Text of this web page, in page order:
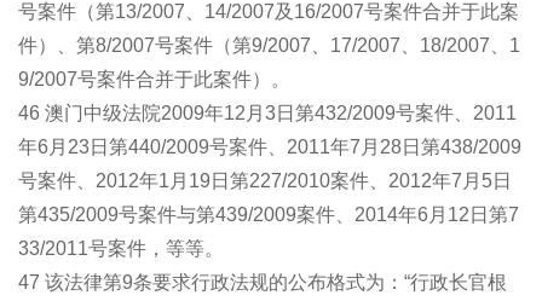
号案件（第13/2007、14/2007及16/2007号案件合并于此案
件）、第8/2007号案件（第9/2007、17/2007、18/2007、1
9/2007号案件合并于此案件）。
46 澳门中级法院2009年12月3日第432/2009号案件、2011
年6月23日第440/2009号案件、2011年7月28日第438/2009
号案件、2012年1月19日第227/2010案件、2012年7月5日
第435/2009号案件与第439/2009案件、2014年6月12日第7
33/2011号案件，等等。
47 该法律第9条要求行政法规的公布格式为：“行政长官根